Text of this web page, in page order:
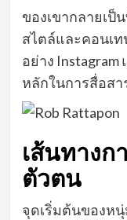
ของเขากลายเ
สไตล์และคอนเ
อย่าง Instagram
หลักในการสื่อส
เส้นทางก
ตัวตน
จุดเริ่มต้นของหนุ่